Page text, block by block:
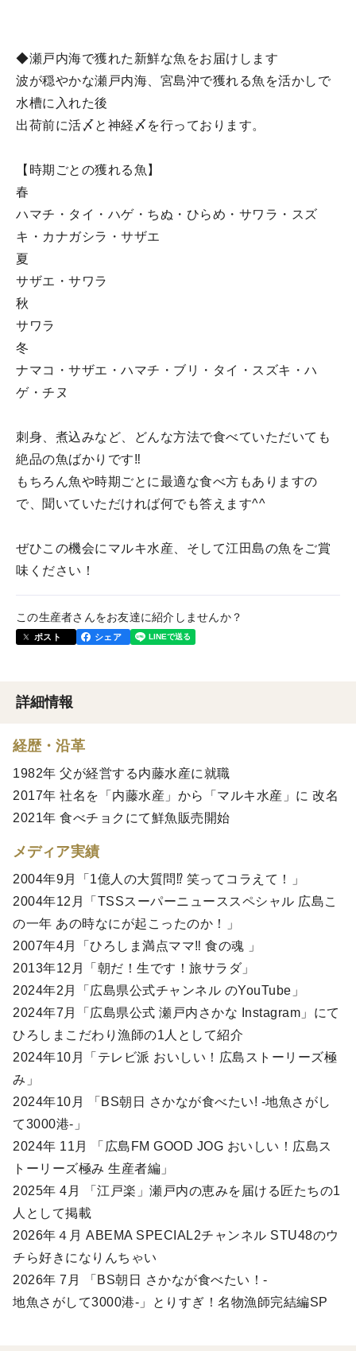
◆瀬戸内海で獲れた新鮮な魚をお届けします
波が穏やかな瀬戸内海、宮島沖で獲れる魚を活かしで
水槽に入れた後
出荷前に活〆と神経〆を行っております。
【時期ごとの獲れる魚】
春
ハマチ・タイ・ハゲ・ちぬ・ひらめ・サワラ・スズ
キ・カナガシラ・サザエ
夏
サザエ・サワラ
秋
サワラ
冬
ナマコ・サザエ・ハマチ・ブリ・タイ・スズキ・ハ
ゲ・チヌ
刺身、煮込みなど、どんな方法で食べていただいても
絶品の魚ばかりです‼︎
もちろん魚や時期ごとに最適な食べ方もありますの
で、聞いていただければ何でも答えます^^
ぜひこの機会にマルキ水産、そして江田島の魚をご賞
味ください！
この生産者さんをお友達に紹介しませんか？
ポスト シェア
詳細情報
経歴・沿革
1982年 父が経営する内藤水産に就職
2017年 社名を「内藤水産」から「マルキ水産」に 改名
2021年 食べチョクにて鮮魚販売開始
メディア実績
2004年9月「1億人の大質問⁉︎ 笑ってコラえて！」
2004年12月「TSSスーパーニューススペシャル 広島こ
の一年 あの時なにが起こったのか！」
2007年4月「ひろしま満点ママ‼︎ 食の魂 」
2013年12月「朝だ！生です！旅サラダ」
2024年2月「広島県公式チャンネル のYouTube」
2024年7月「広島県公式 瀬戸内さかな Instagram」にて
ひろしまこだわり漁師の1人として紹介
2024年10月「テレビ派 おいしい！広島ストーリーズ極
み」
2024年10月 「BS朝日 さかなが食べたい! -地魚さがし
て3000港-」
2024年 11月 「広島FM GOOD JOG おいしい！広島ス
トーリーズ極み 生産者編」
2025年 4月 「江戸楽」瀬戸内の恵みを届ける匠たちの1
人として掲載
2026年４月 ABEMA SPECIAL2チャンネル STU48のウ
チら好きになりんちゃい
2026年 7月 「BS朝日 さかなが食べたい！-
地魚さがして3000港-」とりすぎ！名物漁師完結編SP